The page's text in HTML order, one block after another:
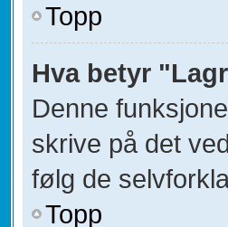
Topp
Hva betyr
Denne
skrive på det
følg de
Topp